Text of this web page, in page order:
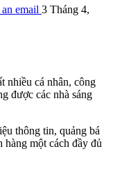
an email 3 Tháng 4,
nhiều cá nhân, công
được các nhà sáng
thông tin, quảng bá
hàng một cách đầy đủ